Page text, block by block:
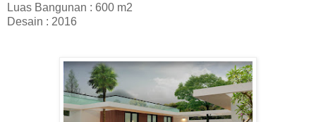
Luas Bangunan : 600 m2
Desain : 2016